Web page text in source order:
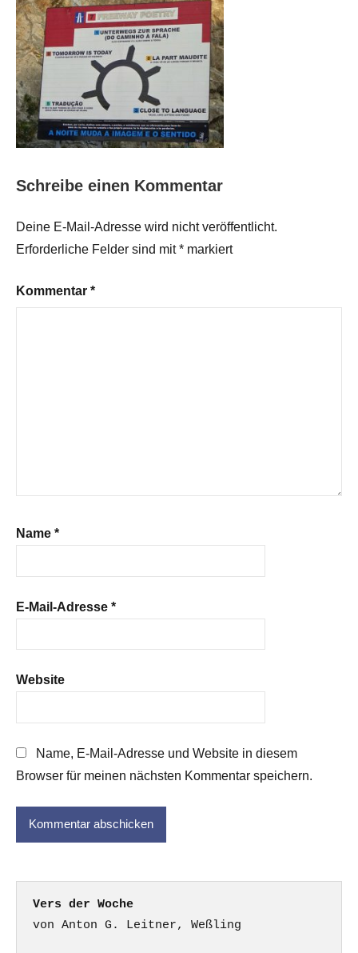
Schreibe einen Kommentar
Deine E-Mail-Adresse wird nicht veröffentlicht.
Erforderliche Felder sind mit* markiert
Kommentar *
Name *
E-Mail-Adresse *
Website
Name, E-Mail-Adresse und Website in diesem
Browser für meinen nächsten Kommentar speichern.
Vers der Woche